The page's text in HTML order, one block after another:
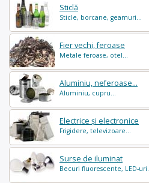
Sticlă
Sticle, borcane, geamuri...
Fier vechi, feroase
Metale feroase, otel...
Aluminiu, neferoase...
Aluminiu, cupru...
Electrice și electronice
Frigidere, televizoare...
Surse de iluminat
Becuri fluorescente, LED-uri...